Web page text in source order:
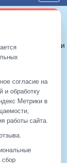
ЕДС-Королёв
ПДн
929-99-99
512-00-11
согласие на
и обработку
Метрики в
работы сайта.
сбор